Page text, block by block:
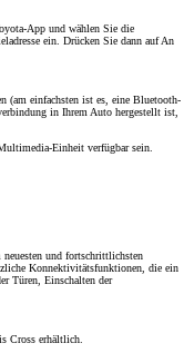
App und wählen Sie die
ein. Drücken Sie dann auf An
(am einfachsten ist es, eine Bluetooth-
in Ihrem Auto hergestellt ist,
Einheit verfügbar sein.
neuesten und fortschrittlichsten
Konnektivitätsfunktionen, die ein
Türen, Einschalten der
Cross erhältlich.